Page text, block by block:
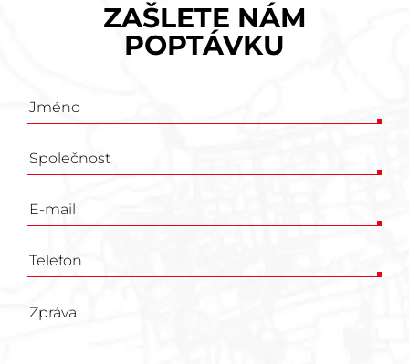
ZAŠLETE NÁM
POPTÁVKU
Poptávkový